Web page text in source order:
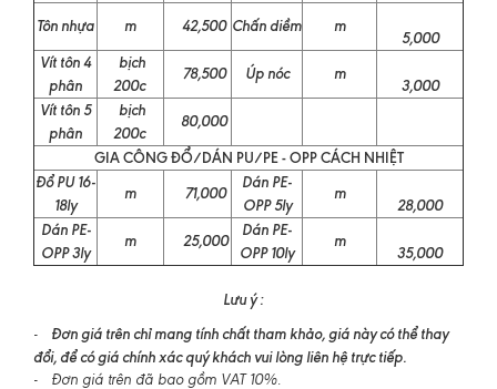
Tôn nhựa
m 42,500 Chấn diềm m
5,000
Vít tôn 4
phân
bịch
200c
78,500 Úp nóc m
3,000
Vít tôn 5
phân
bịch
200c
80,000
GIA CÔNG ĐỔ/DÁN PU/PE - OPP CÁCH NHIỆT
Đổ PU 16-
18ly
m 71,000
Dán PE-
OPP 5ly
m
28,000
Dán PE-
OPP 3ly
m 25,000
Dán PE-
OPP 10ly
m
35,000
Lưu ý :
- Đơn giá trên chỉ mang tính chất tham khảo, giá này có thể thay
đổi, để có giá chính xác quý khách vui lòng liên hệ trực tiếp.
- Đơn giá trên đã bao gồm VAT 10%.